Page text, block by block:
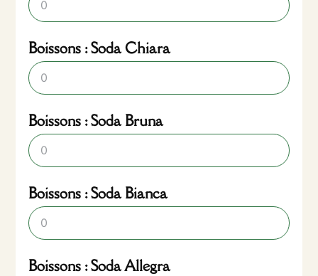
Boissons : Soda Chiara
Boissons : Soda Bruna
Boissons : Soda Bianca
Boissons : Soda Allegra